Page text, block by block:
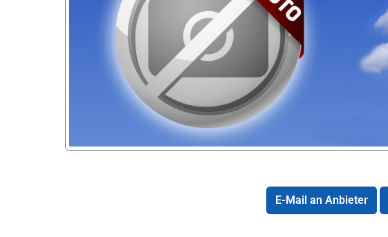
E-Mail an Anbieter